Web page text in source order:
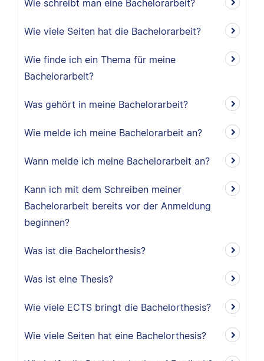
Wie schreibt man eine Bachelorarbeit?
Wie viele Seiten hat die Bachelorarbeit?
Wie finde ich ein Thema für meine
Bachelorarbeit?
Was gehört in meine Bachelorarbeit?
Wie melde ich meine Bachelorarbeit an?
Wann melde ich meine Bachelorarbeit an?
Kann ich mit dem Schreiben meiner
Bachelorarbeit bereits vor der Anmeldung
beginnen?
Was ist die Bachelorthesis?
Was ist eine Thesis?
Wie viele ECTS bringt die Bachelorthesis?
Wie viele Seiten hat eine Bachelorthesis?